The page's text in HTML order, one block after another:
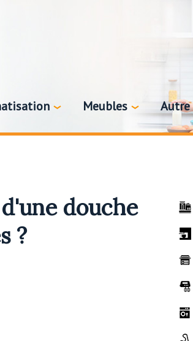
Meubles Autre
douche
?